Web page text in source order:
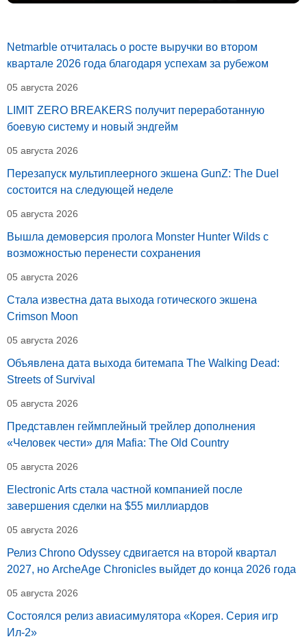
Netmarble отчиталась о росте выручки во втором
квартале 2026 года благодаря успехам за рубежом
05 августа 2026
LIMIT ZERO BREAKERS получит переработанную
боевую систему и новый эндгейм
05 августа 2026
Перезапуск мультиплеерного экшена GunZ: The Duel
состоится на следующей неделе
05 августа 2026
Вышла демоверсия пролога Monster Hunter Wilds с
возможностью перенести сохранения
05 августа 2026
Стала известна дата выхода готического экшена
Crimson Moon
05 августа 2026
Объявлена дата выхода битемапа The Walking Dead:
Streets of Survival
05 августа 2026
Представлен геймплейный трейлер дополнения
«Человек чести» для Mafia: The Old Country
05 августа 2026
Electronic Arts стала частной компанией после
завершения сделки на $55 миллиардов
05 августа 2026
Релиз Chrono Odyssey сдвигается на второй квартал
2027, но ArcheAge Chronicles выйдет до конца 2026 года
05 августа 2026
Состоялся релиз авиасимулятора «Корея. Серия игр
Ил-2»